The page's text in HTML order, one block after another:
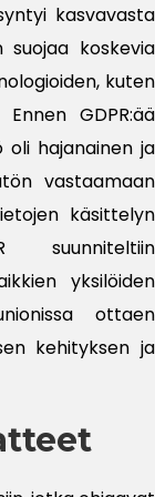
kasvavasta
suojaa koskevia
kuten
GDPR:ää
oli hajanainen ja
vastaamaan
käsittelyn
suunniteltiin
yksilöiden
ottaen
kehityksen ja